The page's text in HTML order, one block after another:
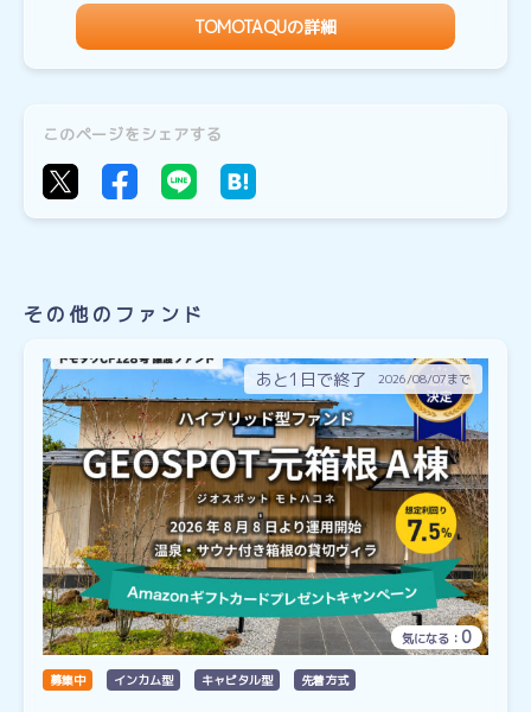
TOMOTAQUの詳細
このページをシェアする
その他のファンド
あと1日で終了 2026/08/07まで
気になる： 0
募集中 インカム型 キャピタル型 先着方式